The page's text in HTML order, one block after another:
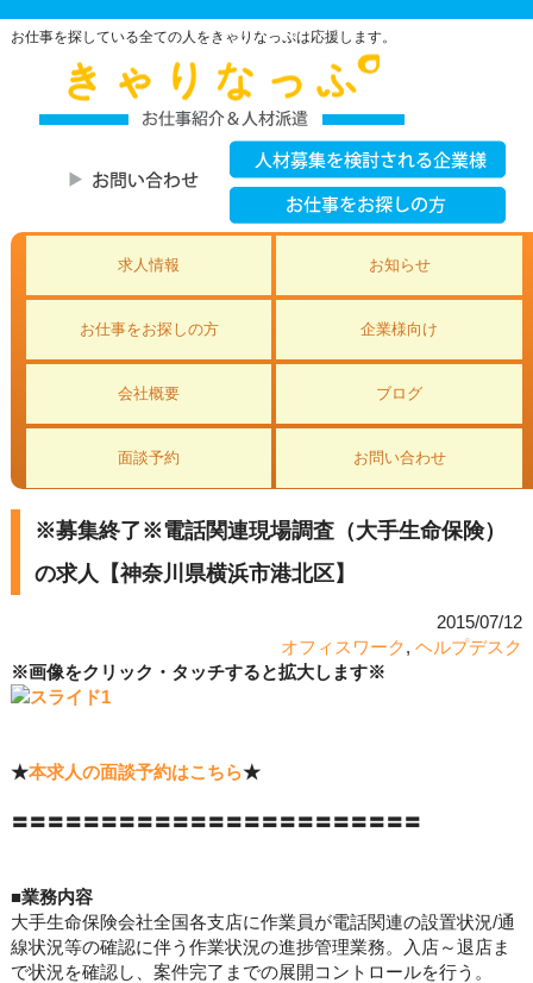
お仕事を探している全ての人をきゃりなっぷは応援します。
求人情報 お知らせ
お仕事をお探しの方 企業様向け
会社概要 ブログ
面談予約 お問い合わせ
※募集終了※電話関連現場調査（大手生命保険）
の求人【神奈川県横浜市港北区】
2015/07/12
オフィスワーク,ヘルプデスク
※画像をクリック・タッチすると拡大します※
★本求人の面談予約はこちら★
〓〓〓〓〓〓〓〓〓〓〓〓〓〓〓〓〓〓〓〓〓〓〓
■業務内容
大手生命保険会社全国各支店に作業員が電話関連の設置状況/通
線状況等の確認に伴う作業状況の進捗管理業務。入店～退店ま
で状況を確認し、案件完了までの展開コントロールを行う。